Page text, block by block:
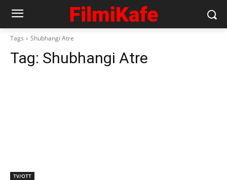
Tags Shubhangi Atre
Tag: Shubhangi Atre
TV/OTT